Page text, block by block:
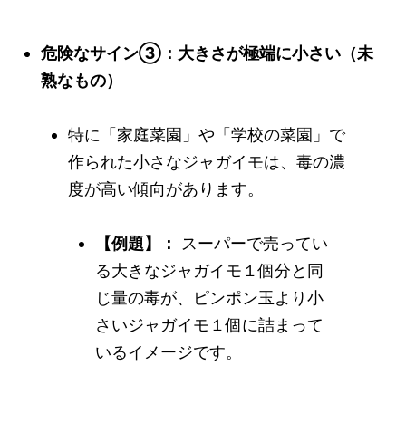
危険なサイン③：大きさが極端に小さい（未
熟なもの）
特に「家庭菜園」や「学校の菜園」で
作られた小さなジャガイモは、毒の濃
度が高い傾向があります。
【例題】：
スーパーで売ってい
る大きなジャガイモ１個分と同
じ量の毒が、ピンポン玉より小
さいジャガイモ１個に詰まって
いるイメージです。